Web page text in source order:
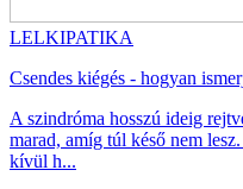
LELKIPATIKA
Csendes kiégés - hogyan
A szindróma hosszú ideig
marad, amíg túl késő nem
kívül h...